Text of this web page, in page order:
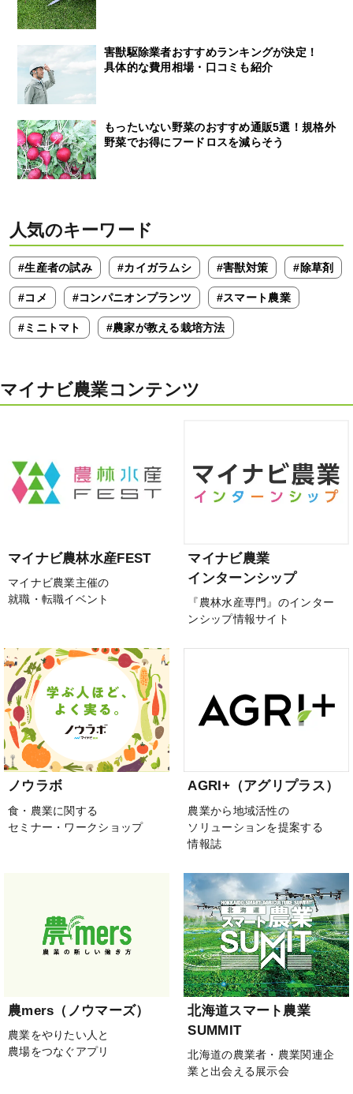
害獣駆除業者おすすめランキングが決定！
具体的な費用相場・口コミも紹介
もったいない野菜のおすすめ通販5選！規格外
野菜でお得にフードロスを減らそう
人気のキーワード
#生産者の試み #カイガラムシ #害獣対策 #除草剤
#コメ #コンパニオンプランツ #スマート農業
#ミニトマト #農家が教える栽培方法
マイナビ農業コンテンツ
マイナビ農林水産FEST
マイナビ農業主催の
就職・転職イベント
マイナビ農業
インターンシップ
『農林水産専門』のインター
ンシップ情報サイト
ノウラボ
食・農業に関する
セミナー・ワークショップ
AGRI+（アグリプラス）
農業から地域活性の
ソリューションを提案する
情報誌
農mers（ノウマーズ）
農業をやりたい人と
農場をつなぐアプリ
北海道スマート農業
SUMMIT
北海道の農業者・農業関連企
業と出会える展示会